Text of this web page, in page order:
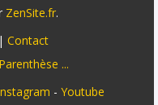
ZenSite.fr.
| Contact
...
- Youtube